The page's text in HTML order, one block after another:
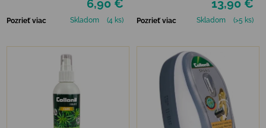
6,90 €
Pozrieť viac Skladom (4 ks)
13,90 €
Pozrieť viac Skladom (>5 ks)